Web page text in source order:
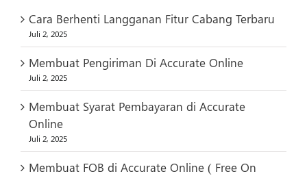
Cara Berhenti Langganan Fitur Cabang Terbaru
Juli 2, 2025
Membuat Pengiriman Di Accurate Online
Juli 2, 2025
Membuat Syarat Pembayaran di Accurate
Online
Juli 2, 2025
Membuat FOB di Accurate Online ( Free On